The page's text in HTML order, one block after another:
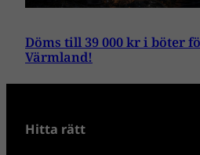
Döms till 39 000 kr i böter
Värmland!
Hitta rätt